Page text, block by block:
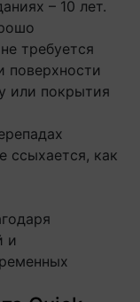
– 10 лет.
требуется
поверхности
или покрытия
ссыхается, как
и